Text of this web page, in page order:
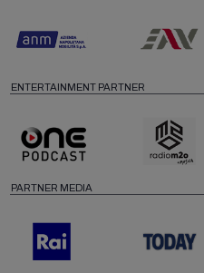
ENTERTAINMENT PARTNER
PARTNER MEDIA